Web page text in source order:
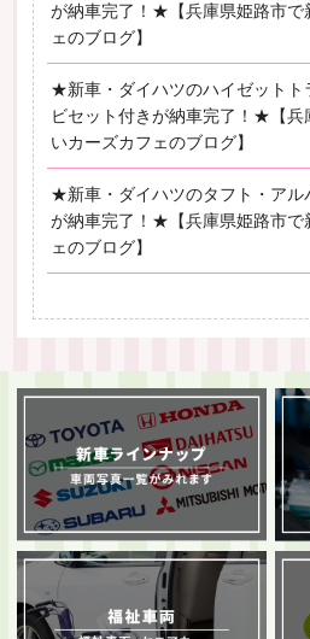
が納車完了！★【兵庫県姫路市で
ェのブログ】
★新車・ダイハツのハイゼットト
ビセット付きが納車完了！★【兵
いカーズカフェのブログ】
★新車・ダイハツのタフト・アル
が納車完了！★【兵庫県姫路市で
ェのブログ】